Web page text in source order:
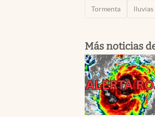
Tormenta lluvias
Más noticias